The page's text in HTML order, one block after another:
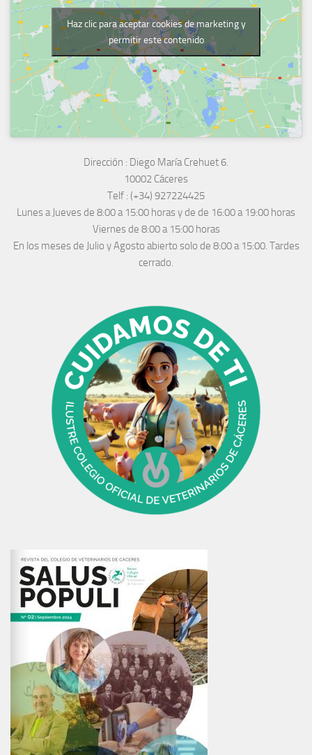
Haz clic para aceptar cookies de marketing y
permitir este contenido
Dirección : Diego María Crehuet 6.
10002 Cáceres
Telf : (+34) 927224425
Lunes a Jueves de 8:00 a 15:00 horas y de de 16:00 a 19:00 horas
Viernes de 8:00 a 15:00 horas
En los meses de Julio y Agosto abierto solo de 8:00 a 15:00. Tardes
cerrado.